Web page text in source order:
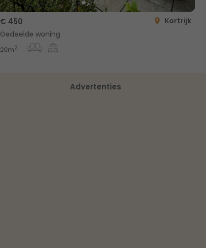
€ 450
Kortrijk
Gedeelde woning
20m2
Advertenties